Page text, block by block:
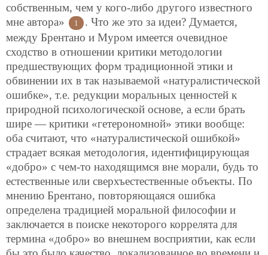
собственным, чем у кого-либо другого известного
мне автора»
1
. Что же это за идеи? Думается,
между Брентано и Муром имеется очевидное
сходство в отношении критики методологии
предшествующих форм традиционной этики и
обвинении их в так называемой «натуралистической
ошибке», т.е. редукции моральных ценностей к
природной психологической основе, а если брать
шире — критики «гетерономной» этики вообще:
оба считают, что «натуралистической ошибкой»
страдает всякая методология, идентифицирующая
«добро» с чем-то находящимся вне морали, будь то
естественные или сверхъестественные объекты. По
мнению Брентано, повторяющаяся ошибка
определена традицией моральной философии и
заключается в поиске некоторого коррелята для
термина «добро» во внешнем восприятии, как если